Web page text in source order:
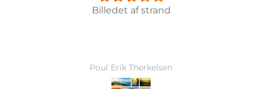
Panorama Leinwandbild